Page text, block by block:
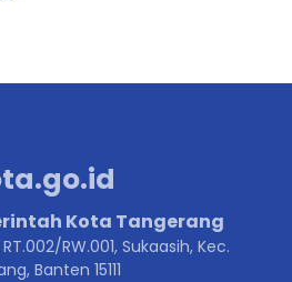
Kota Tangerang
RW.001, Sukaasih, Kec.
Banten 15111